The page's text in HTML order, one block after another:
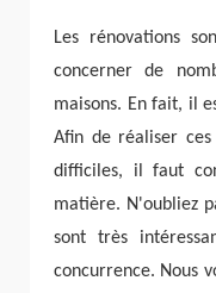
Les rénovations
concerner de
maisons. En fait, il
Afin de réaliser
difficiles, il faut
matière. N'oubliez
sont très
concurrence. Nous